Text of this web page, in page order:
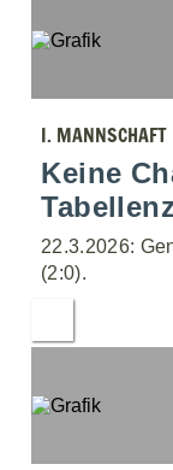
I. MANNSCHAFT
Keine
22.3.2026:
(2:0).